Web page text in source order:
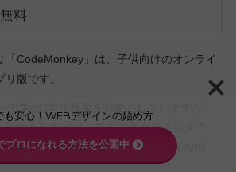
無料
「CodeMonkey」は、子供向けのオンライ
版です。
対象としたビジュアルプログラミングで、
してバナナを取る」というシンプルな内
も安心！WEBデザインの始め方
プロになれる方法を公開中